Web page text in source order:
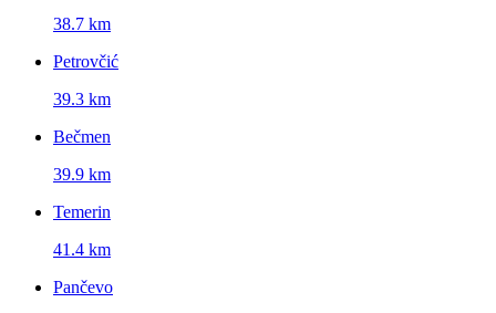
38.7 km
Petrovčić
39.3 km
Bečmen
39.9 km
Temerin
41.4 km
Pančevo